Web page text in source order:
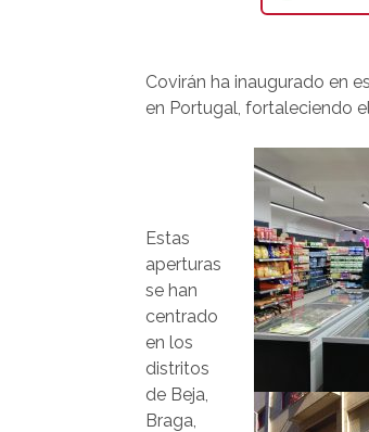
Covirán ha inaugurado en
en Portugal, fortaleciendo
Estas
aperturas
se han
centrado
en los
distritos
de Beja,
Braga,